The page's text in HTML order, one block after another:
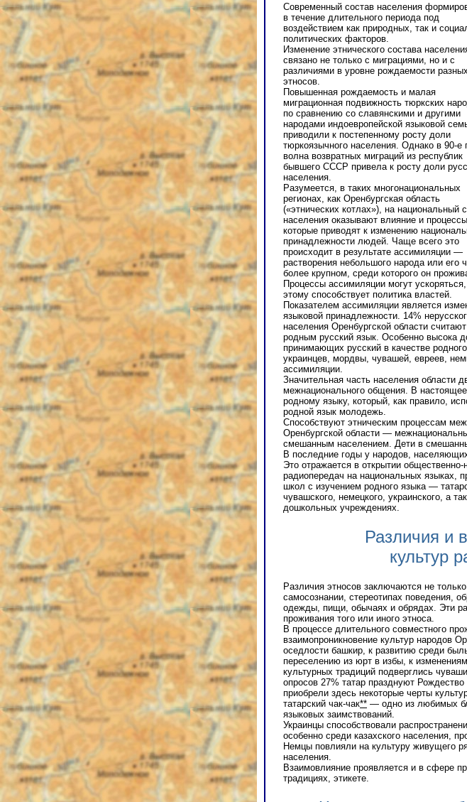
Современный состав населения
в течение длительного периода под
воздействием как природных, так и
политических факторов.
Изменение этнического состава
связано не только с миграциями, но и с
различиями в уровне рождаемости разных
этносов.
Повышенная рождаемость и малая
миграционная подвижность тюркских
по сравнению со славянскими и другими
народами индоевропейской языковой
приводили к постепенному росту доли
тюркоязычного населения. Однако в 90-е
волна возвратных миграций из республик
бывшего СССР привела к росту доли
населения.
Разумеется, в таких многонациональных
регионах, как Оренбургская область
(«этнических котлах»), на национальный
населения оказывают влияние и процессы,
которые приводят к изменению
принадлежности людей. Чаще всего это
происходит в результате ассимиляции —
растворения небольшого народа или его
более крупном, среди которого он
Процессы ассимиляции могут
этому способствует политика властей.
Показателем ассимиляции является
языковой принадлежности. 14%
населения Оренбургской области считают
родным русский язык. Особенно высока
принимающих русский в качестве
украинцев, мордвы, чувашей, евреев,
ассимиляции.
Значительная часть населения области
межнационального общения. В
родному языку, который, как правило,
родной язык молодежь.
Способствуют этническим процессам
Оренбургской области —
смешанным населением. Дети в
В последние годы у народов,
Это отражается в открытии
радиопередач на национальных языках,
школ с изучением родного языка —
чувашского, немецкого, украинского, а
дошкольных учреждениях.
Различия и
культур
Различия этносов заключаются не
самосознании, стереотипах поведения,
одежды, пищи, обычаях и обрядах. Эти
проживания того или иного этноса.
В процессе длительного совместного
взаимопроникновение культур народов
оседлости башкир, к развитию среди
переселению из юрт в избы, к
культурных традиций подверглись
опросов 27% татар празднуют
приобрели здесь некоторые черты
татарский чак-чак** — одно из любимых
языковых заимствований.
Украинцы способствовали
особенно среди казахского населения,
Немцы повлияли на культуру живущего
населения.
Взаимовлияние проявляется и в сфере
традициях, этикете.